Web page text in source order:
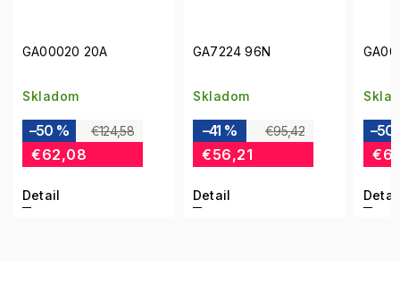
GA00020 20A
Skladom
€124,58
–50 %
€62,08
Detail
GA7224 96N
Skladom
€95,42
–41 %
€56,21
Detail
–50
Detail